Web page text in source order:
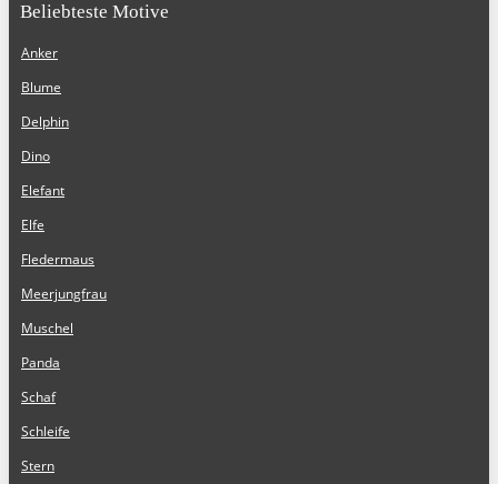
Beliebteste Motive
Anker
Blume
Delphin
Dino
Elefant
Elfe
Fledermaus
Meerjungfrau
Muschel
Panda
Schaf
Schleife
Stern